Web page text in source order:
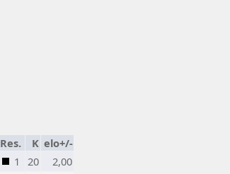
Res. K elo+/-
1 20
2,00